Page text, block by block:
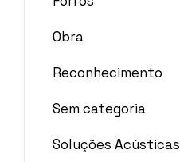
Obra
Reconhecimento
Sem categoria
Soluções Acústicas